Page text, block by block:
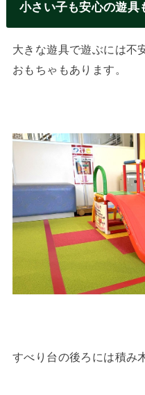
小さい子も安心の遊具
大きな遊具で遊ぶには不
おもちゃもあります。
すべり台の後ろには積み